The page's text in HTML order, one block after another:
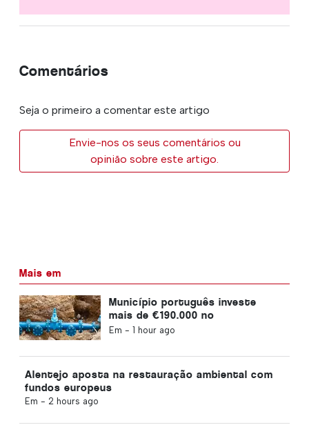
Comentários
Seja o primeiro a comentar este artigo
Envie-nos os seus comentários ou
opinião sobre este artigo.
Mais em
Município português investe
mais de €190.000 no
abastecimento de água
Em - 1 hour ago
Alentejo aposta na restauração ambiental com
fundos europeus
Em - 2 hours ago